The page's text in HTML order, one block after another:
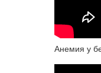
Анемия у